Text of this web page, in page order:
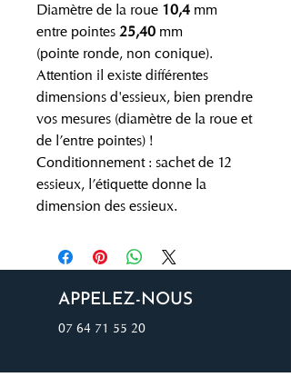
Diamètre de la roue 10,4 mm
entre pointes 25,40 mm
(pointe ronde, non conique).
Attention il existe différentes
dimensions d'essieux, bien prendre
vos mesures (diamètre de la roue et
de l’entre pointes) !
Conditionnement : sachet de 12
essieux, l’étiquette donne la
dimension des essieux.
APPELEZ-NOUS
07 64 71 55 20